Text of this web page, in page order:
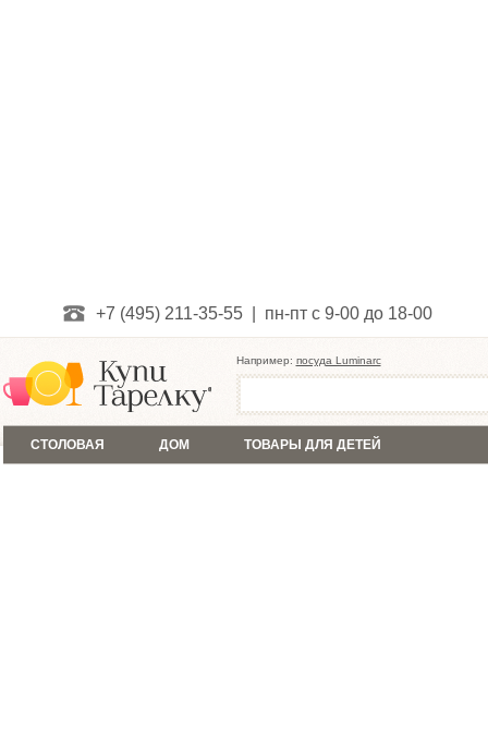
+7 (495) 211-35-55 | пн-пт с 9-00 до 18-00
Например: посуда Luminarc
СТОЛОВАЯ ДОМ ТОВАРЫ ДЛЯ ДЕТЕЙ